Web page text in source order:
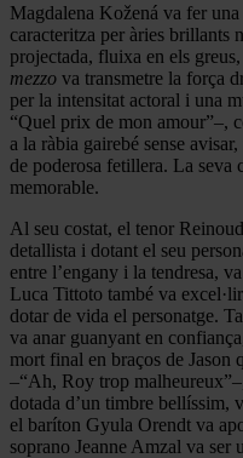
Magdalena Kožená va fer
caracteritza per àries brillants
projectada, fluixa en els
mezzo va transmetre la força
per la intensitat actoral i una
“Quel prix de mon amour”–,
a la ràbia gairebé sense
de poderosa fetillera. La seva
memorable.
Al seu costat, el tenor
detallista i dotant el seu
entre l’engany i la tendresa,
Luca Tittoto també va
dotar de vida el personatge.
va anar guanyant en
mort final en braços de Jason
–“Ah, Roy trop
dotada d’un timbre bellíssim,
el baríton Gyula Orendt va
soprano Jeanne Amzal va ser